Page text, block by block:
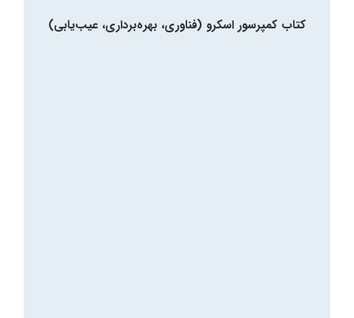
کتاب کمپرسور اسکرو (فناوری، بهره‌برداری، عیب‌یابی)